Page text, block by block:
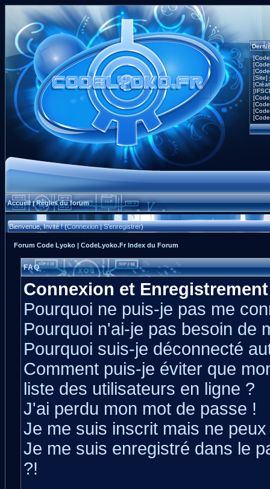
[Site]
Accueil|Règles du forum
Bienvenue, Invité ! (Connexion|S'enregistrer)
Forum Code Lyoko | CodeLyoko.Fr Index du Forum
FAQ
Connexion et Enregistrement
Pourquoi ne puis-je pas me
Pourquoi n'ai-je pas besoin de
Pourquoi suis-je déconnecté
Comment puis-je éviter que
liste des utilisateurs en ligne ?
J'ai perdu mon mot de passe !
Je me suis inscrit mais ne
Je me suis enregistré dans le
?!